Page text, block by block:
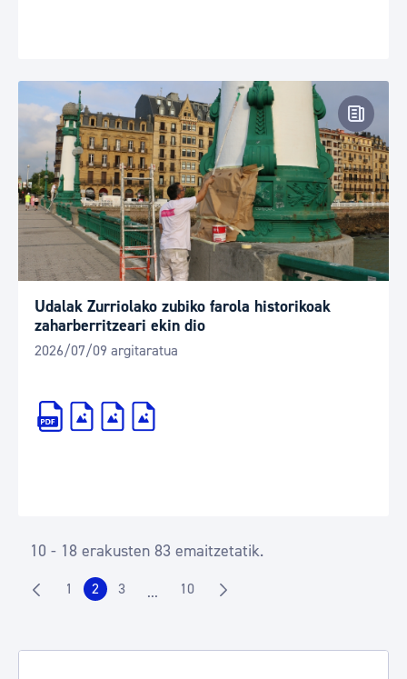
Udalak Zurriolako zubiko farola historikoak
zaharberritzeari ekin dio
2026/07/09 argitaratua
10 - 18 erakusten 83 emaitzetatik.
Orrialdea
1 Orrialdea
2 Orrialdea
3 ...Intermediate Pages Use TAB to navigate.
Orrialdea
10